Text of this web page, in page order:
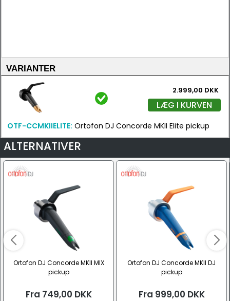
VARIANTER
2.999,00 DKK
LÆG I KURVEN
OTF-CCMKIIELITE: Ortofon DJ Concorde MKII Elite pickup
ALTERNATIVER
Ortofon DJ Concorde MKII MIX
pickup
Fra 749,00 DKK
Ortofon DJ Concorde MKII DJ
pickup
Fra 999,00 DKK